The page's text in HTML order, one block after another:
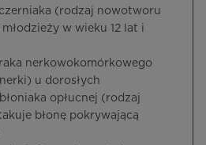
(rodzaj nowotworu
w wieku 12 lat i
nerkowokomórkowego
u dorosłych
opłucnej (rodzaj
błonę pokrywającą